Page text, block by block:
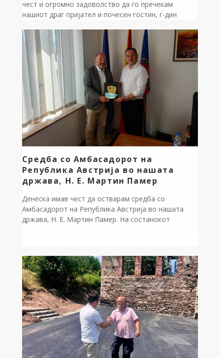
чест и огромно задоволство да го пречекам
нашиот драг пријател и почесен гостин, г-дин
Перт, Австралија. Оваа средба беше одлична
можност да поразговараме за улогата на нашата
дијаспора и нејзиниот непроценлив придонес кон
татковината. Општина Дебрца има особена почит
кон г-дин […]
Средба со Амбасадорот на
Република Австрија во нашата
држава, Н. Е. Мартин Памер
Денеска имав чест да остварам средба со
Амбасадорот на Република Австрија во нашата
држава, Н. Е. Мартин Памер. На состанокот
значаен придонес за нашата заедница преку
донацијата на возило и опрема за потребите на
ДПД Ентузијаст во […]